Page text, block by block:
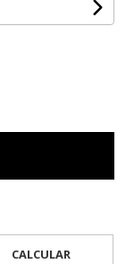
CALCULAR